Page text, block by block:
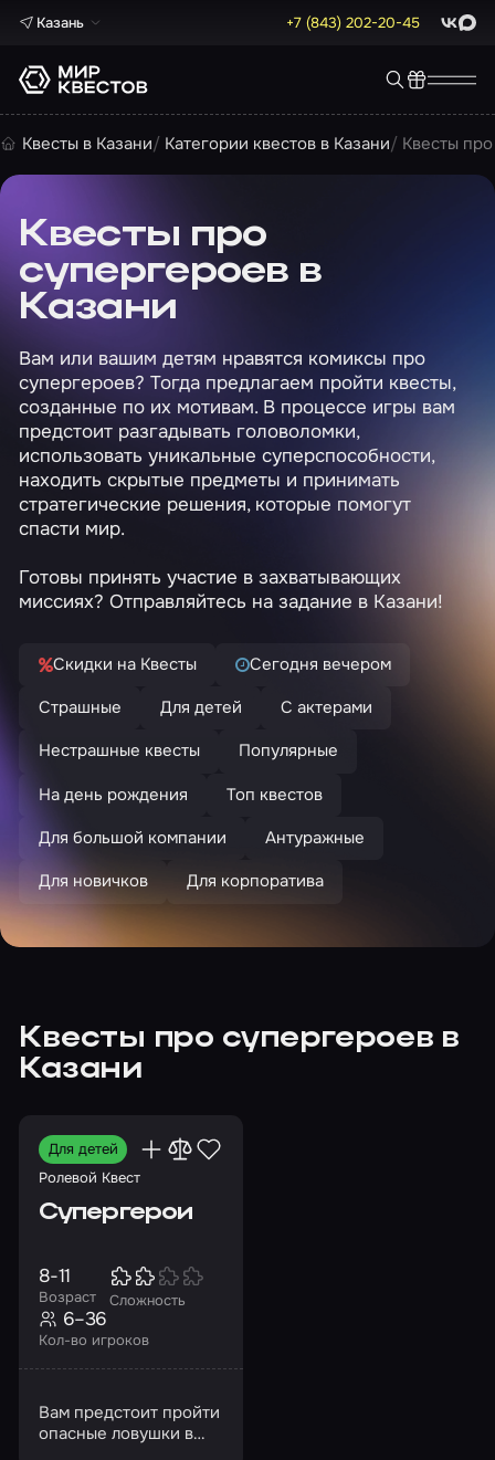
Казань +7 (843) 202-20-45 Max
Квесты в Казани Категории квестов в Казани Квесты
Квесты про
супергероев в
Казани
Вам или вашим детям нравятся комиксы про
супергероев? Тогда предлагаем пройти квесты,
созданные по их мотивам. В процессе игры вам
предстоит разгадывать головоломки,
использовать уникальные суперспособности,
находить скрытые предметы и принимать
стратегические решения, которые помогут
спасти мир.
Готовы принять участие в захватывающих
миссиях? Отправляйтесь на задание в Казани!
Скидки на Квесты
Сегодня вечером
Страшные
Для детей
С актерами
Нестрашные квесты
Популярные
На день рождения
Топ квестов
Для большой компании
Антуражные
Для новичков
Для корпоратива
Квесты про супергероев в
Казани
Для детей
Ролевой Квест
Супергерои
Возраст
8-11
Сложность
Кол-во игроков
6–36
Вам предстоит пройти
опасные ловушки в